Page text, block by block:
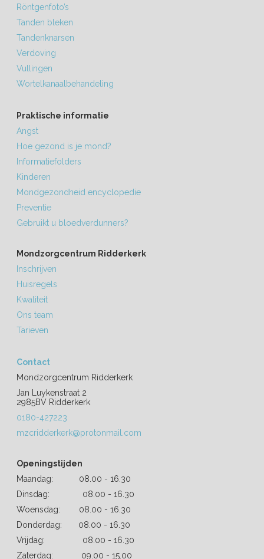
Röntgenfoto’s
Tanden bleken
Tandenknarsen
Verdoving
Vullingen
Wortelkanaalbehandeling
Praktische informatie
Angst
Hoe gezond is je mond?
Informatiefolders
Kinderen
Mondgezondheid encyclopedie
Preventie
Gebruikt u bloedverdunners?
Mondzorgcentrum Ridderkerk
Inschrijven
Huisregels
Kwaliteit
Ons team
Tarieven
Contact
Mondzorgcentrum Ridderkerk
Jan Luykenstraat 2
2985BV Ridderkerk
0180-427223
mzcridderkerk@protonmail.com
Openingstijden
Maandag: 08.00 - 16.30
Dinsdag: 08.00 - 16.30
Woensdag: 08.00 - 16.30
Donderdag: 08.00 - 16.30
Vrijdag: 08.00 - 16.30
Zaterdag: 09.00 - 15.00